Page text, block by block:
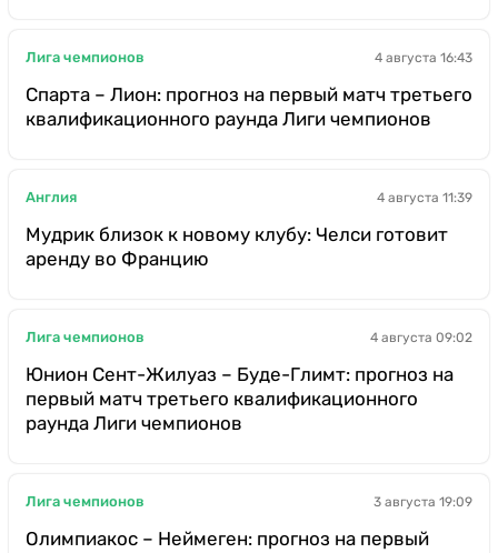
Лига чемпионов 4 августа 16:43
Спарта – Лион: прогноз на первый матч третьего
квалификационного раунда Лиги чемпионов
Англия 4 августа 11:39
Мудрик близок к новому клубу: Челси готовит
аренду во Францию
Лига чемпионов 4 августа 09:02
Юнион Сент-Жилуаз – Буде-Глимт: прогноз на
первый матч третьего квалификационного
раунда Лиги чемпионов
Лига чемпионов 3 августа 19:09
Олимпиакос – Неймеген: прогноз на первый